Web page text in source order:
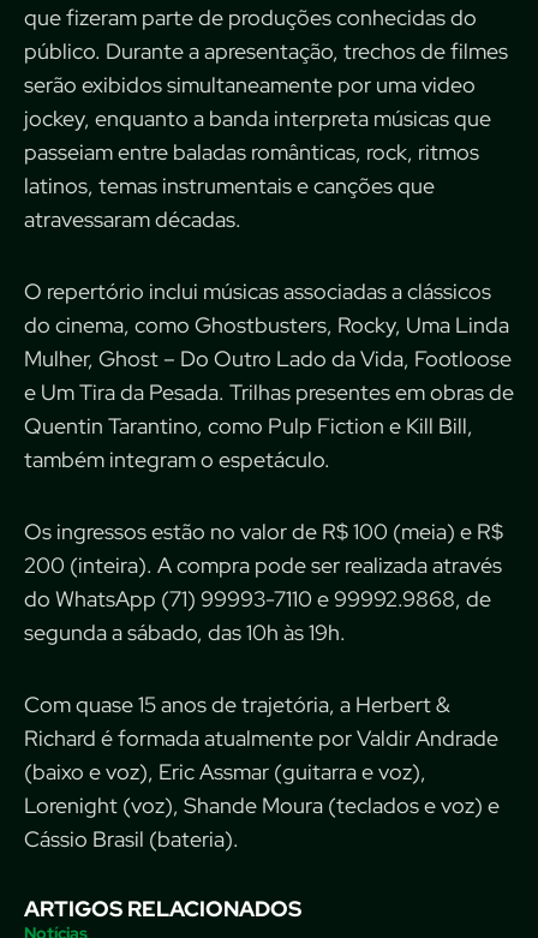
que fizeram parte de produções conhecidas do
público. Durante a apresentação, trechos de filmes
serão exibidos simultaneamente por uma video
jockey, enquanto a banda interpreta músicas que
passeiam entre baladas românticas, rock, ritmos
latinos, temas instrumentais e canções que
atravessaram décadas.
O repertório inclui músicas associadas a clássicos
do cinema, como Ghostbusters, Rocky, Uma Linda
Mulher, Ghost – Do Outro Lado da Vida, Footloose
e Um Tira da Pesada. Trilhas presentes em obras de
Quentin Tarantino, como Pulp Fiction e Kill Bill,
também integram o espetáculo.
Os ingressos estão no valor de R$ 100 (meia) e R$
200 (inteira). A compra pode ser realizada através
do WhatsApp (71) 99993-7110 e 99992.9868, de
segunda a sábado, das 10h às 19h.
Com quase 15 anos de trajetória, a Herbert &
Richard é formada atualmente por Valdir Andrade
(baixo e voz), Eric Assmar (guitarra e voz),
Lorenight (voz), Shande Moura (teclados e voz) e
Cássio Brasil (bateria).
ARTIGOS RELACIONADOS
Notícias